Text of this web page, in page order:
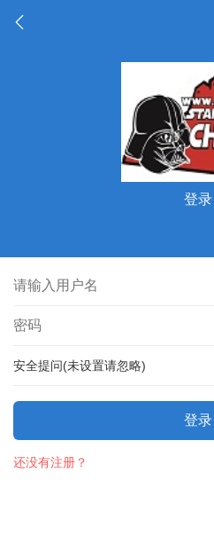
登录
安全提问(未设置请忽略)
登录
还没有注册？